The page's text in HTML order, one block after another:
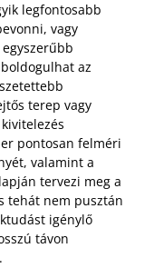
legfontosabb
vagy
az
terep vagy
pontosan felméri
valamint a
tervezi meg a
tehát nem pusztán
igénylő
távon